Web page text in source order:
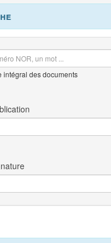
intégral des documents